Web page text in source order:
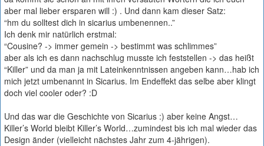
aber mal lieber ersparen will :) . Und dann kam dieser Satz:
“hm du solltest dich in sicarius umbenennen..”
Ich denk mir natürlich erstmal:
“Cousine? -> immer gemein -> bestimmt was schlimmes”
aber als ich es dann nachschlug musste ich feststellen -> das heißt
“Killer” und da man ja mit Lateinkenntnissen angeben kann…hab ich
mich jetzt umbenannt in Sicarius. Im Endeffekt das selbe aber klingt
doch viel cooler oder? :D
Und das war die Geschichte von Sicarius :) aber keine Angst…
Killer’s World bleibt Killer’s World…zumindest bis ich mal wieder das
Design änder (vielleicht nächstes Jahr zum 4-jährigen).